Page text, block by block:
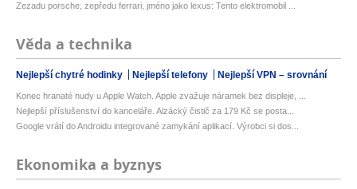
Zezadu porsche, zepředu ferrari, jméno jako lexus: Tento elektromobil ...
Věda a technika
Nejlepší chytré hodinky Nejlepší telefony Nejlepší VPN – srovnání
Konec hranaté nudy u Apple Watch. Apple zvažuje náramek bez displeje, ...
Nejlepší příslušenství do kanceláře. Alzácký čistič za 179 Kč se posta...
Google vrátí do Androidu integrované zamykání aplikací. Výrobci si dos...
Ekonomika a byznys